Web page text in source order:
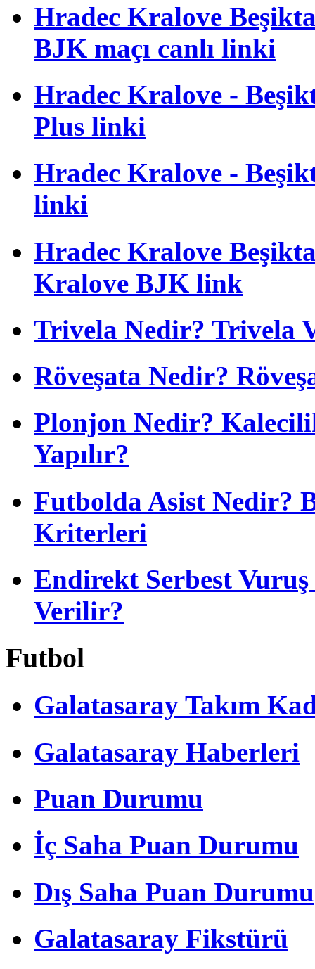
Hradec Kralove
BJK maçı canlı linki
Hradec Kralove -
Plus linki
Hradec Kralove -
linki
Hradec Kralove
Kralove BJK link
Trivela Nedir? Trivela
Röveşata Nedir?
Plonjon Nedir?
Yapılır?
Futbolda Asist Nedir?
Kriterleri
Endirekt Serbest
Verilir?
Futbol
Galatasaray Takım
Galatasaray Haberleri
Puan Durumu
İç Saha Puan Durumu
Dış Saha Puan Durumu
Galatasaray Fikstürü